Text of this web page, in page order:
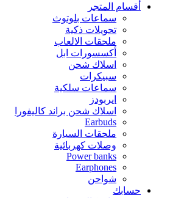
أقسام المتجر
سماعات بلوتوث
تحويلات ذكية
ملحقات الالعاب
أكسسورات ابل
اسلاك شحن
سبيكرات
سماعات سلكية
ايربودز
اسلاك شحن براند كاليفورا
Earbuds
ملحقات السيارة
وصلات كهربائية
Power banks
Earphones
شواحن
حسابك